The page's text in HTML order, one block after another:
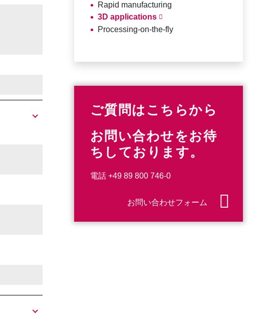
Rapid manufacturing
3D applications
Processing-on-the-fly
ご質問はこちらから
お問い合わせをお待
ちしております。
電話 +49 89 800 746-0
お問い合わせフォーム